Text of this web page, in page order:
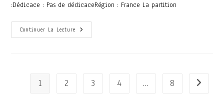
:Dédicace : Pas de dédicaceRégion : France La partition
Continuer La Lecture
1 2 3 4 … 8